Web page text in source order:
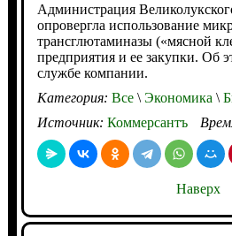
Администрация
опровергла использование
трансглютаминазы («мясной
предприятия и ее закупки. Об
службе компании.
Категория: Все\Экономика \
Источник: Коммерсантъ
Наверх